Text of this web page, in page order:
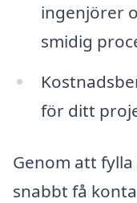
ingenjörer
smidig
för ditt
Genom att
snabbt få